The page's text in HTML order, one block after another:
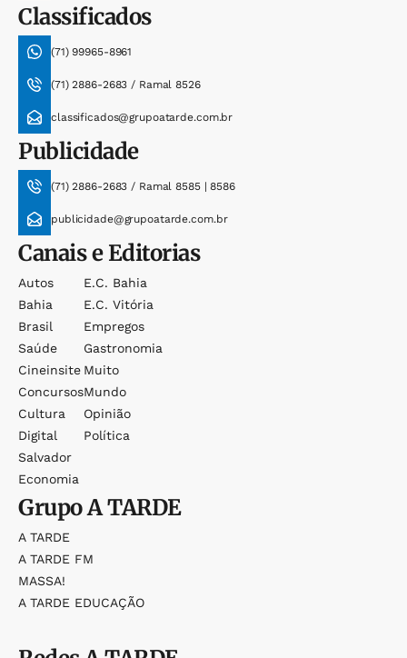
Classificados
(71) 99965-8961
(71) 2886-2683 / Ramal 8526
classificados@grupoatarde.com.br
Publicidade
(71) 2886-2683 / Ramal 8585 | 8586
publicidade@grupoatarde.com.br
Canais e Editorias
Autos
Bahia
Brasil
Saúde
Cineinsite
Concursos
Cultura
Digital
Salvador
Economia
E.c. Bahia
E.c. Vitória
Empregos
Gastronomia
Muito
Mundo
Opinião
Política
GrupoA TARDE
A TARDE
A TARDE FM
MASSA!
A TARDE EDUCAÇÃO